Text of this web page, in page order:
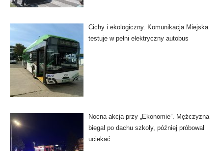
Cichy i ekologiczny. Komunikacja Miejska
testuje w pełni elektryczny autobus
Nocna akcja przy „Ekonomie”. Mężczyzna
biegał po dachu szkoły, później próbował
uciekać